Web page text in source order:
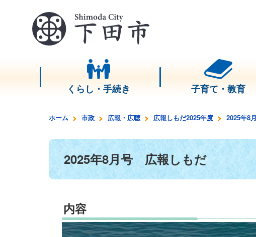
くらし・手続き 子育て・教育
ホーム 市政 広報・広聴 広報しもだ2025年度 2025年8
2025年8月号 広報しもだ
内容